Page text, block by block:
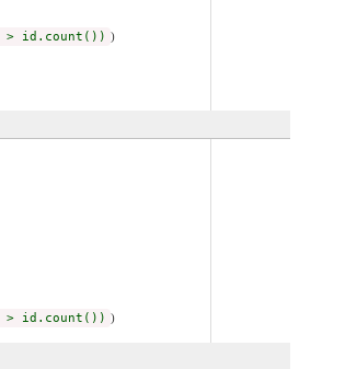
> id.count()) )
> id.count()) )